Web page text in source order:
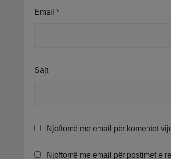
Email *
Sajt
Njoftomë me email për komentet
Njoftomë me email për postimet e